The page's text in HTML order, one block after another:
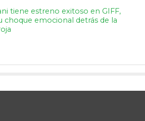
tiene estreno exitoso en GIFF,
choque emocional detrás de la